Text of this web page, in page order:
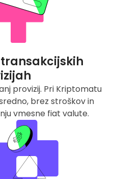
provizij. Pri Kriptomatu
brez stroškov in
vmesne fiat valute.